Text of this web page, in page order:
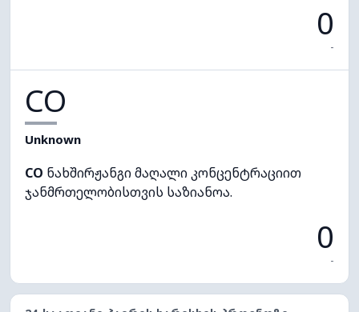
0
-
CO
Unknown
CO ნახშირჟანგი მაღალი კონცენტრაციით
ჯანმრთელობისთვის საზიანოა.
0
-